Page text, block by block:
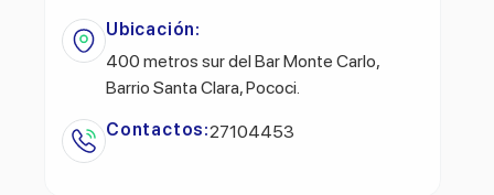
Ubicación:
400 metros sur del Bar Monte Carlo,
Barrio Santa Clara, Pococi.
Contactos:27104453